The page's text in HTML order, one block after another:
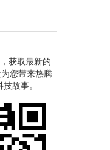
获取最新的
您带来热腾
故事。